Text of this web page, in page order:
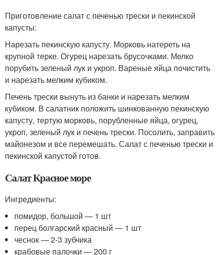
Приготовление салат с печенью трески и пекинской
капусты:
Нарезать пекинскую капусту. Морковь натереть на
крупной терке. Огурец нарезать брусочками. Мелко
порубить зеленый лук и укроп. Вареные яйца почистить
и нарезать мелким кубиком.
Печень трески вынуть из банки и нарезать мелким
кубиком. В салатник положить шинкованную пекинскую
капусту, тертую морковь, порубленные яйца, огурец,
укроп, зеленый лук и печень трески. Посолить, заправить
майонезом и все перемешать. Салат с печенью трески и
пекинской капустой готов.
Салат Красное море
Ингредиенты:
помидор, большой — 1 шт
перец болгарский красный — 1 шт
чеснок — 2-3 зубчика
крабовые палочки — 200 г